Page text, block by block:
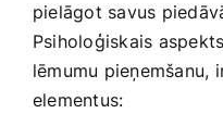
pielāgot savus
Psiholoģiskais
lēmumu pieņemšanu,
elementus: